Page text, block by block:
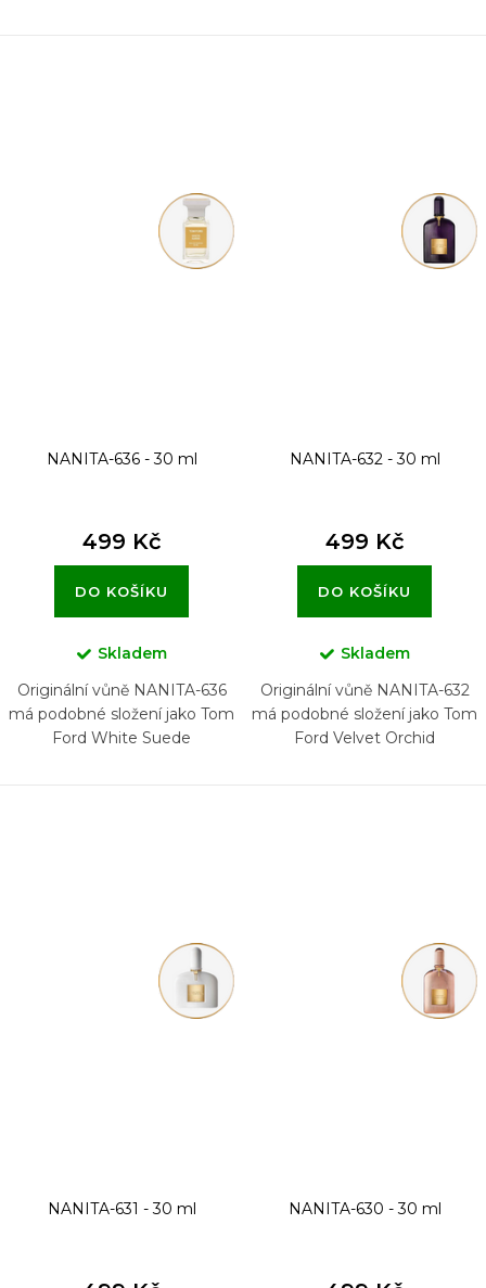
NANITA-636 - 30 ml
499 Kč
DO KOŠÍKU
Skladem
Originální vůně NANITA-636
má podobné složení jako Tom
Ford White Suede
NANITA-632 - 30 ml
499 Kč
DO KOŠÍKU
Skladem
Originální vůně NANITA-632
má podobné složení jako Tom
Ford Velvet Orchid
NANITA-631 - 30 ml NANITA-630 - 30 ml